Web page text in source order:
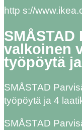
http s://
SMÅSTAD
valkoinen
työpöytä
SMÅSTAD
työpöytä ja 4
SMÅSTAD